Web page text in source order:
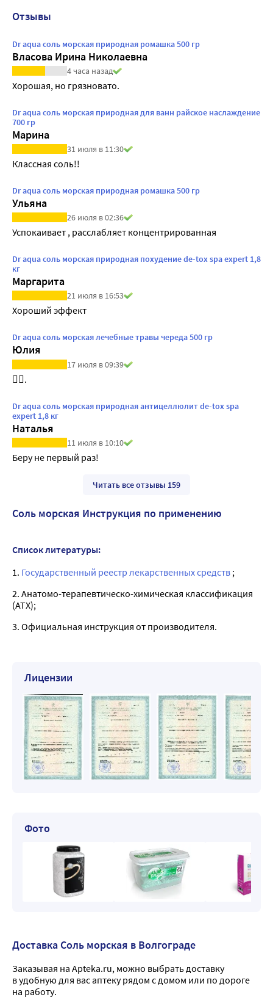
Отзывы
Dr aqua соль морская природная ромашка 500 гр
Власова Ирина Николаевна
4 часа назад
Хорошая, но грязновато.
Dr aqua соль морская природная для ванн райское наслаждение
700 гр
Марина
31 июля в 11:30
Классная соль!!
Dr aqua соль морская природная ромашка 500 гр
Ульяна
26 июля в 02:36
Успокаивает , расслабляет концентрированная
Dr aqua соль морская природная похудение de-tox spa expert 1,8
кг
Маргарита
21 июля в 16:53
Хороший эффект
Dr aqua соль морская лечебные травы череда 500 гр
Юлия
17 июля в 09:39
👍🏻.
Dr aqua соль морская природная антицеллюлит de-tox spa
expert 1,8 кг
Наталья
11 июля в 10:10
Беру не первый раз!
Читать все отзывы 159
Соль морская Инструкция по применению
Список литературы:
1. Государственный реестр лекарственных средств ;
2. Анатомо-терапевтическо-химическая классификация
(ATX);
3. Официальная инструкция от производителя.
Лицензии
Фото
Доставка Соль морская в Волгограде
Заказывая на Apteka.ru, можно выбрать доставку
в удобную для вас аптеку рядом с домом или по дороге
на работу.